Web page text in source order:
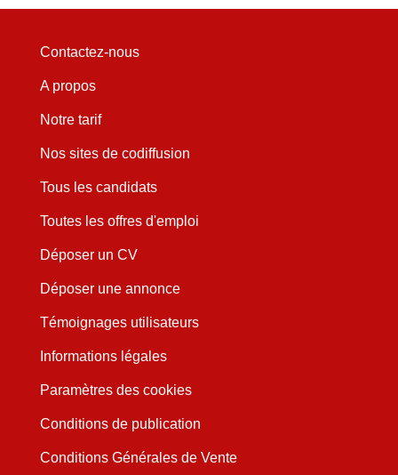
Contactez-nous
A propos
Notre tarif
Nos sites de codiffusion
Tous les candidats
Toutes les offres d'emploi
Déposer un CV
Déposer une annonce
Témoignages utilisateurs
Informations légales
Paramètres des cookies
Conditions de publication
Conditions Générales de Vente